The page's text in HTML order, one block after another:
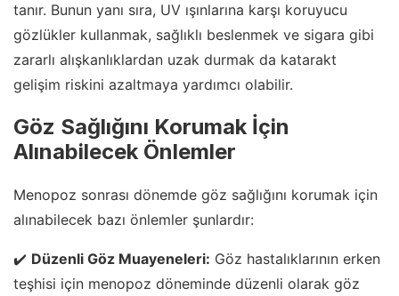
tanır. Bunun yanı sıra, UV ışınlarına karşı koruyucu
gözlükler kullanmak, sağlıklı beslenmek ve sigara gibi
zararlı alışkanlıklardan uzak durmak da katarakt
gelişim riskini azaltmaya yardımcı olabilir.
Göz Sağlığını Korumak İçin
Alınabilecek Önlemler
Menopoz sonrası dönemde göz sağlığını korumak için
alınabilecek bazı önlemler şunlardır:
✔️ Düzenli Göz Muayeneleri: Göz hastalıklarının erken
teşhisi için menopoz döneminde düzenli olarak göz